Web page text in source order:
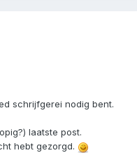
schrijfgerei nodig bent.
laatste post.
hebt gezorgd.